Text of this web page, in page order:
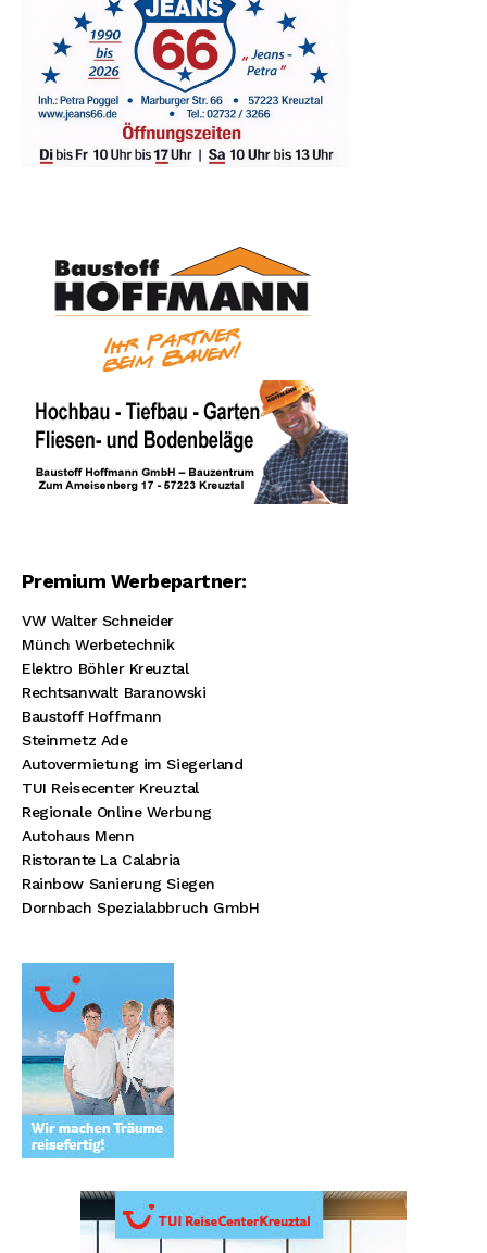
Premium Werbepartner:
VW Walter Schneider
Münch Werbetechnik
Elektro Böhler Kreuztal
Rechtsanwalt Baranowski
Baustoff Hoffmann
Steinmetz Ade
Autovermietung im Siegerland
TUI Reisecenter Kreuztal
Regionale Online Werbung
Autohaus Menn
Ristorante La Calabria
Rainbow Sanierung Siegen
Dornbach Spezialabbruch GmbH